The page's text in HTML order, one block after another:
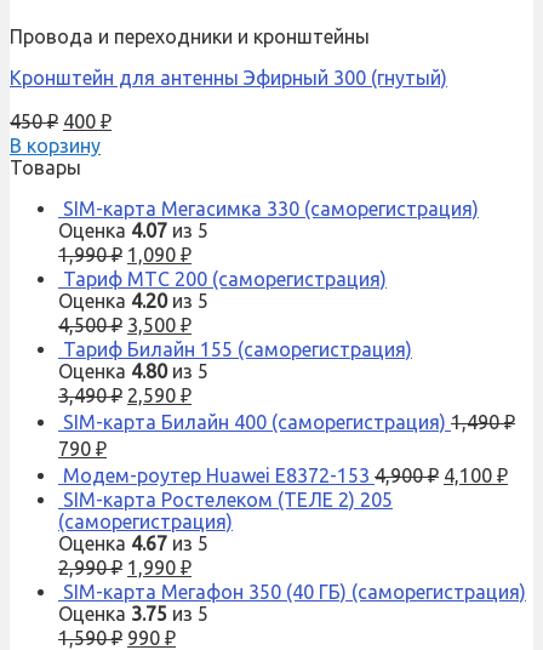
Провода и переходники и кронштейны
Кронштейн для антенны Эфирный 300 (гнутый)
450₽ 400 ₽
В корзину
Товары
SIM-карта Мегасимка 330 (саморегистрация)
Оценка 4.07 из 5
1,990₽ 1,090 ₽
Тариф МТС 200 (саморегистрация)
Оценка 4.20из 5
4,500₽ 3,500 ₽
Тариф Билайн 155 (саморегистрация)
Оценка 4.80из 5
3,490₽ 2,590 ₽
SIM-карта Билайн 400 (саморегистрация) 1,490₽
790 ₽
Модем-роутер Huawei E8372-153 4,900₽ 4,100 ₽
SIM-карта Ростелеком (ТЕЛЕ 2) 205
(саморегистрация)
Оценка 4.67 из 5
2,990₽ 1,990 ₽
SIM-карта Мегафон 350 (40 ГБ) (саморегистрация)
Оценка 3.75 из 5
1,590₽ 990 ₽